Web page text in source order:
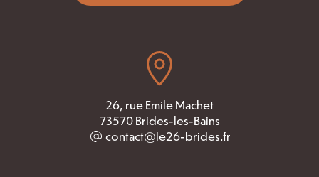
26, rue Emile Machet
73570 Brides-les-Bains
contact@le26-brides.fr